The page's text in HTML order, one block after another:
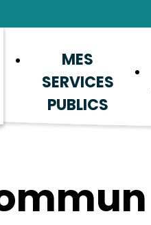
MES
SERVICES
PUBLICS